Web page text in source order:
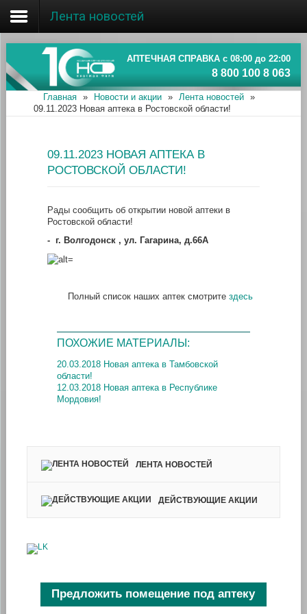
Главная
Об ассоциации
Наши аптеки
Информация
Лента новостей
АПТЕЧНАЯ СПРАВКА с 08:00 до 22:00
8 800 100 8 063
Главная » Новости и акции » Лента новостей
»
09.11.2023 Новая аптека в Ростовской области!
09.11.2023 НОВАЯ АПТЕКА В
РОСТОВСКОЙ ОБЛАСТИ!
Рады сообщить об открытии новой аптеки в
Ростовской области!
- г. Волгодонск , ул. Гагарина, д.66А
Полный список наших аптек смотрите здесь
ПОХОЖИЕ МАТЕРИАЛЫ:
20.03.2018 Новая аптека в Тамбовской
области!
12.03.2018 Новая аптека в Республике
Мордовия!
ЛЕНТА НОВОСТЕЙ
ДЕЙСТВУЮЩИЕ АКЦИИ
Предложить помещение под аптеку